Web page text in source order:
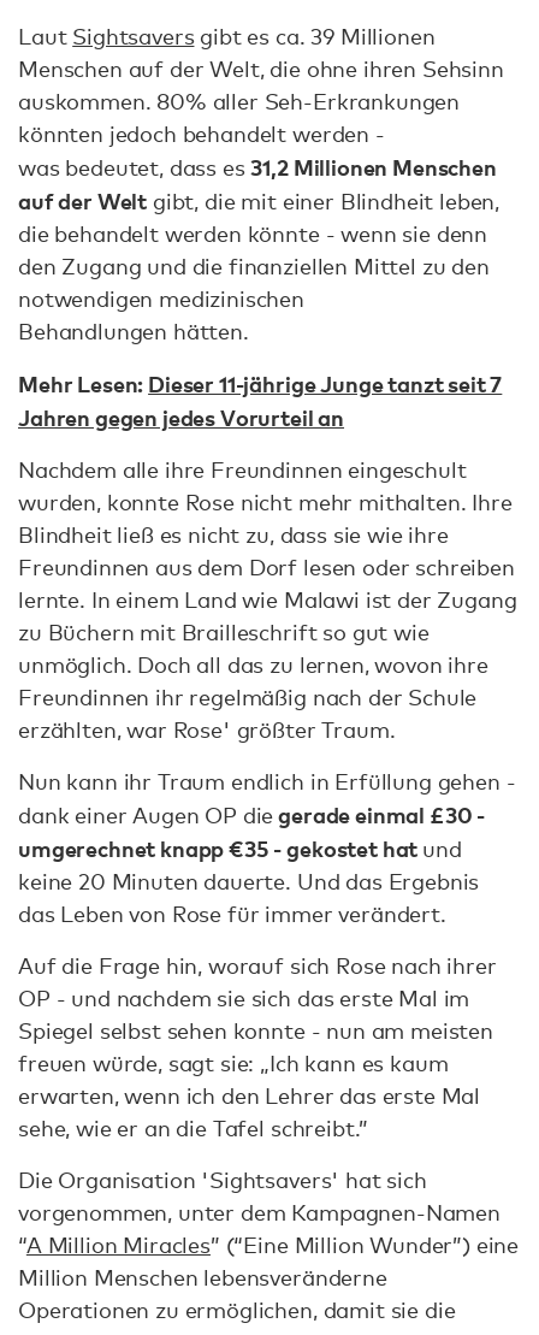
Laut Sightsaversgibt es ca. 39 Millionen
Menschen auf der Welt, die ohne ihren Sehsinn
auskommen. 80% aller Seh-Erkrankungen
könnten jedoch behandelt werden -
was bedeutet, dass es31,2 Millionen Menschen
auf der Welt gibt, die mit einer Blindheit leben,
die behandelt werden könnte - wenn sie denn
den Zugang und die finanziellen Mittel zu den
notwendigen medizinischen
Behandlungen hätten.
Mehr Lesen: Dieser 11-jährige Junge tanzt seit 7
Jahren gegen jedes Vorurteil an
Nachdem alle ihre Freundinnen eingeschult
wurden, konnte Rose nicht mehr mithalten. Ihre
Blindheit ließ es nicht zu, dass sie wie ihre
Freundinnen aus dem Dorf lesen oder schreiben
lernte. In einem Land wie Malawi ist der Zugang
zu Büchern mit Brailleschrift so gut wie
unmöglich. Doch all das zu lernen, wovon ihre
Freundinnen ihr regelmäßig nach der Schule
erzählten, war Rose' größter Traum.
Nun kann ihr Traum endlich in Erfüllung gehen -
dank einer Augen OP diegerade einmal £30 -
umgerechnet knapp €35 - gekostet hat und
keine 20 Minuten dauerte. Und das Ergebnis
das Leben von Rose für immer verändert.
Auf die Frage hin, worauf sich Rose nach ihrer
OP - und nachdem sie sich das erste Mal im
Spiegel selbst sehen konnte - nun am meisten
freuen würde, sagt sie: „Ich kann es kaum
erwarten, wenn ich den Lehrer das erste Mal
sehe, wie er an die Tafel schreibt.”
Die Organisation 'Sightsavers' hat sich
vorgenommen, unter dem Kampagnen-Namen
“A Million Miracles” (“Eine Million Wunder”) eine
Million Menschen lebensveränderne
Operationen zu ermöglichen, damit sie die